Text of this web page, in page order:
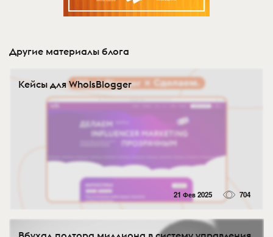
Другие материалы блога
Кейсы для WhoIsBlogger
21 Фев 2025 704